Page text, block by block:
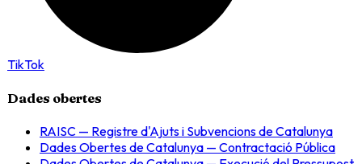
TikTok
Dades obertes
RAISC — Registre d'Ajuts i Subvencions de Catalunya
Dades Obertes de Catalunya — Contractació Pública